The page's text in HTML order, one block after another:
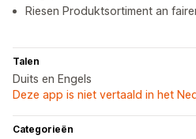
Riesen Produktsortiment an
Talen
Duits en Engels
Deze app is niet vertaald in het
Categorieën